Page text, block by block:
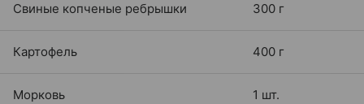
Свиные копченые ребрышки 300 г
Картофель 400 г
Морковь 1 шт.